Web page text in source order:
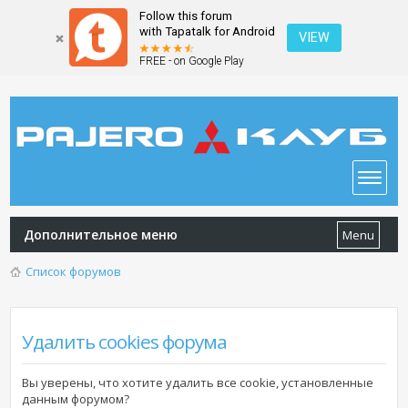
Follow this forum
with Tapatalk for Android
FREE - on Google Play
VIEW
Дополнительное меню Menu
Список форумов
Удалить cookies форума
Вы уверены, что хотите удалить все cookie, установленные
данным форумом?